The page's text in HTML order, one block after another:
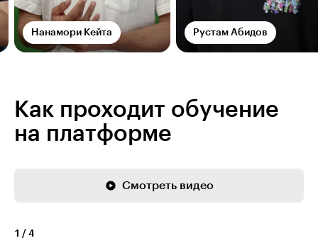
Нанамори Кейта Рустам Абидов
Как проходит обучение
на платформе
Смотреть видео
1 / 4